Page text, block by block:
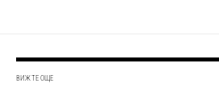
ВИЖТЕ ОЩЕ